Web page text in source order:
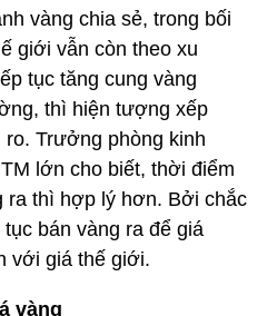
vàng chia sẻ, trong bối
giới vẫn còn theo xu
tục tăng cung vàng
thì hiện tượng xếp
ro. Trưởng phòng kinh
lớn cho biết, thời điểm
ra thì hợp lý hơn. Bởi chắc
bán vàng ra để giá
với giá thế giới.
vàng